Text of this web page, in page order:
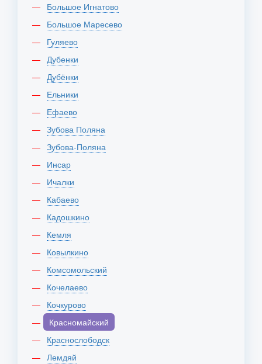
Большое Игнатово
Большое Маресево
Гуляево
Дубенки
Дубёнки
Ельники
Ефаево
Зубова Поляна
Зубова-Поляна
Инсар
Ичалки
Кабаево
Кадошкино
Кемля
Ковылкино
Комсомольский
Кочелаево
Кочкурово
Красномайский
Краснослободск
Лемдяй